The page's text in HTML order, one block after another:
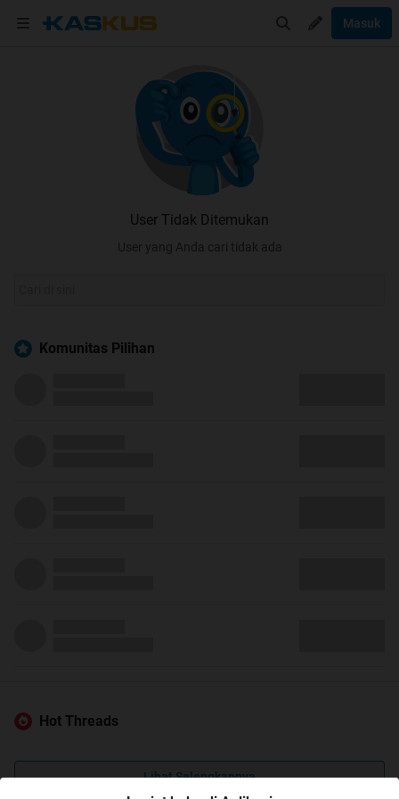
Masuk
User Tidak Ditemukan
User yang Anda cari tidak ada
Komunitas Pilihan
Hot Threads
Lihat Selengkapnya